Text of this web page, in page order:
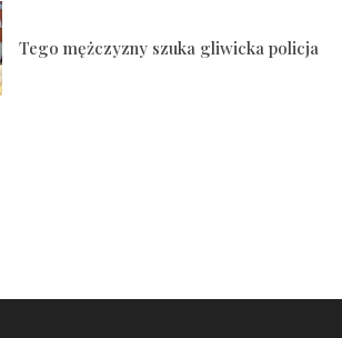
Tego mężczyzny szuka gliwicka policja